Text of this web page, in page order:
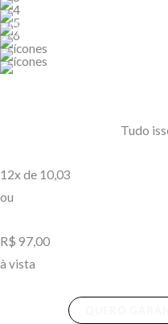
Tudo
12x de 10,03
ou
R$ 97,00
à vista